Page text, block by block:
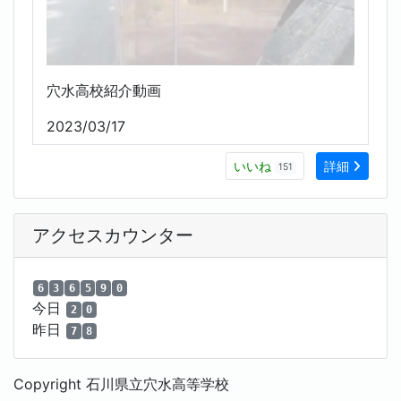
穴水高校紹介動画
2023/03/17
いいね 151 詳細
アクセスカウンター
6 3 6 5 9 0
今日 2 0
昨日 7 8
Copyright 石川県立穴水高等学校